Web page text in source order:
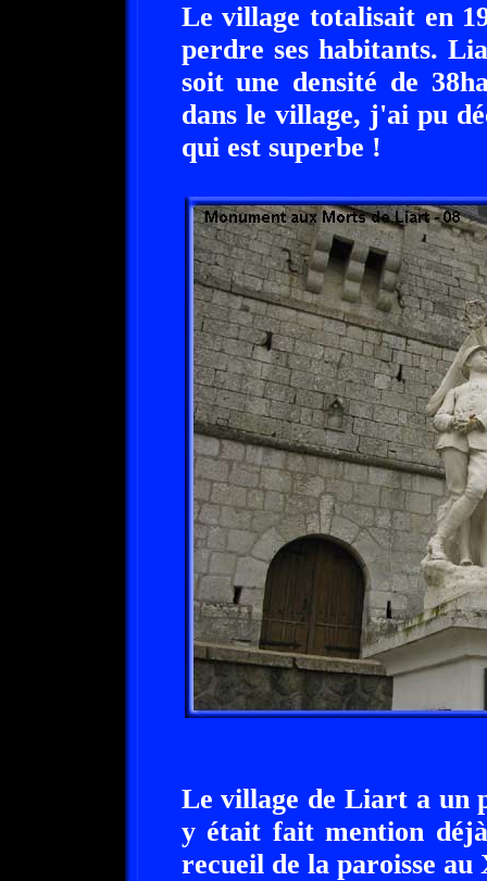
Le village totalisait en
perdre ses habitants.
soit une densité de
dans le village, j'ai pu
qui est superbe !
Le village de Liart a un
y était fait mention
recueil de la paroisse au